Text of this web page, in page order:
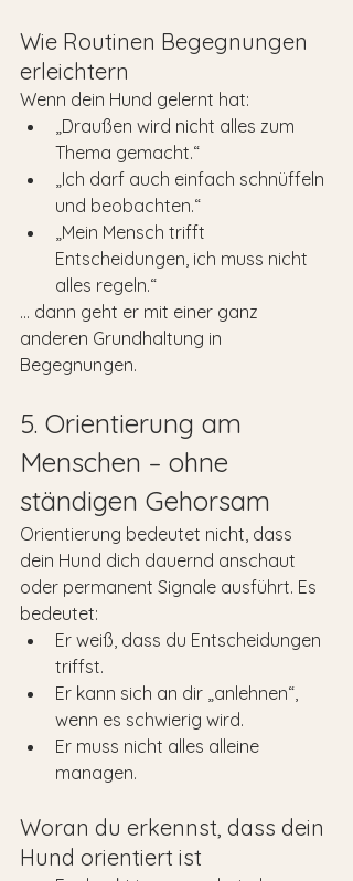
Wie Routinen Begegnungen
erleichtern
Wenn dein Hund gelernt hat:
„Draußen wird nicht alles zum
Thema gemacht.“
„Ich darf auch einfach schnüffeln
und beobachten.“
„Mein Mensch trifft
Entscheidungen, ich muss nicht
alles regeln.“
… dann geht er mit einer ganz
anderen Grundhaltung in
Begegnungen.
5. Orientierung am
Menschen – ohne
ständigen Gehorsam
Orientierung bedeutet nicht, dass
dein Hund dich dauernd anschaut
oder permanent Signale ausführt. Es
bedeutet:
Er weiß, dass du Entscheidungen
triffst.
Er kann sich an dir „anlehnen“,
wenn es schwierig wird.
Er muss nicht alles alleine
managen.
Woran du erkennst, dass dein
Hund orientiert ist